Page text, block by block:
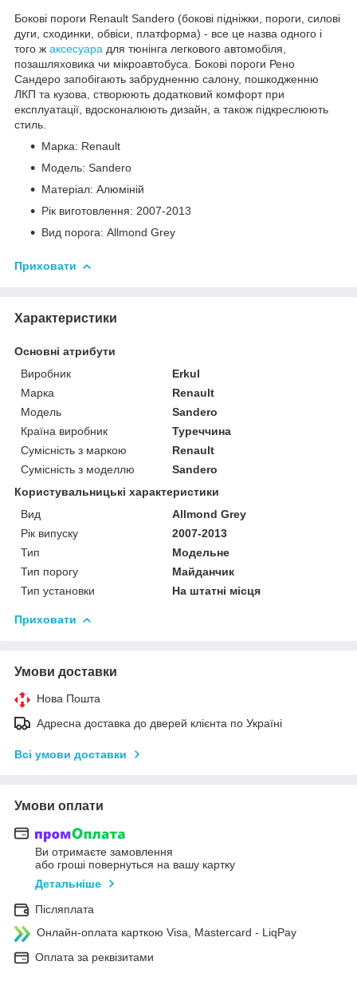
Бокові пороги Renault Sandero (бокові підніжки, пороги, силові
дуги, сходинки, обвіси, платформа) - все це назва одного і
того ж аксесуара для тюнінга легкового автомобіля,
позашляховика чи мікроавтобуса. Бокові пороги Рено
Сандеро запобігають забрудненню салону, пошкодженню
ЛКП та кузова, створюють додатковий комфорт при
експлуатації, вдосконалюють дизайн, а також підкреслюють
стиль.
Марка: Renault
Модель: Sandero
Матеріал: Алюміній
Рік виготовлення: 2007-2013
Вид порога: Allmond Grey
Приховати
Характеристики
Основні атрибути
Виробник
Erkul
Марка
Renault
Модель
Sandero
Країна виробник
Туреччина
Сумісність з маркою
Renault
Сумісність з моделлю
Sandero
Користувальницькі характеристики
Вид
Allmond Grey
Рік випуску
2007-2013
Тип
Модельне
Тип порогу
Майданчик
Тип установки
На штатні місця
Приховати
Умови доставки
Нова Пошта
Адресна доставка до дверей клієнта по Україні
Всі умови доставки
Умови оплати
Ви отримаєте замовлення
або гроші повернуться на вашу картку
Детальніше
Післяплата
Онлайн-оплата карткою Visa, Mastercard - LiqPay
Оплата за реквізитами